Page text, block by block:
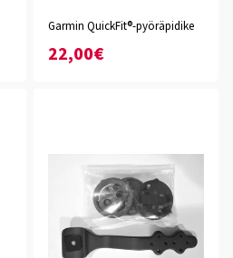
Garmin QuickFit®-pyöräpidike
22,00€